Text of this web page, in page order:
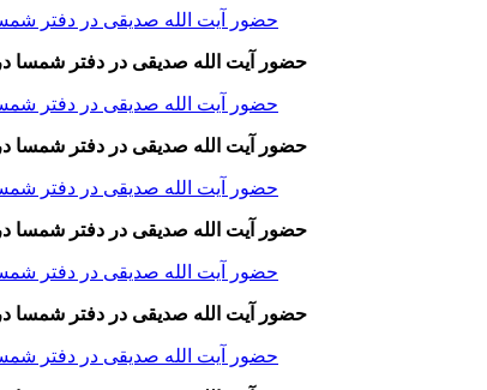
حضور آیت الله صدیقی در دفتر شمسا
حضور آیت الله صدیقی در دفتر شمسا
حضور آیت الله صدیقی در دفتر شمسا
حضور آیت الله صدیقی در دفتر شمسا